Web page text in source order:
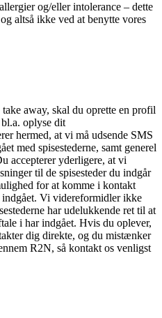
og/eller intolerance – dette
altså ikke ved at benytte vores
away, skal du oprette en profil
oplyse dit
hermed, at vi må udsende SMS
med spisestederne, samt generel
accepterer yderligere, at vi
til de spisesteder du indgår
for at komme i kontakt
indgået. Vi videreformidler ikke
har udelukkende ret til at
i har indgået. Hvis du oplever,
dig direkte, og du mistænker
R2N, så kontakt os venligst